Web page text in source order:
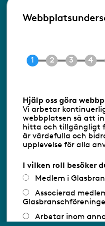
Besöksadress:
Ringvägen 100
E-post info@gbf.se
Följ oss via RSS
Databasens namn:
Glasbranschföreningen
utgivare: Sofia Wahlgren
Hjälp oss göra
Vi arbetar
webbplatsen så att
hitta och tillgängligt
är värdefulla och
upplevelse för alla
I vilken roll besöker
Medlem i
Associerad
Arbetar inom